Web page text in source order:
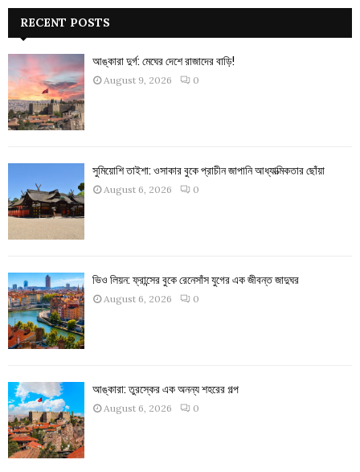
RECENT POSTS
আঙ্কারা দুর্গ: মেঘের দেশে রাজাদের বাড়ি!
August 9, 2026 0
সুমিয়োশি তাইশা: ওসাকার বুকে প্রাচীন জাপানি আধ্যাত্মিকতার ছোঁয়া
August 6, 2026 0
ভিও লিয়ন: ফ্রান্সের বুকে রেনেসাঁস যুগের এক জীবন্ত জাদুঘর
August 6, 2026 0
আঙ্কারা: তুরস্কের এক অনন্য শহরের গল্প
August 6, 2026 0